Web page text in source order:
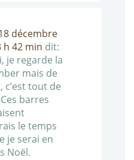
décembre
h 42 min dit:
je regarde la
mais de
tout de
barres
le temps
je serai en
Noël.